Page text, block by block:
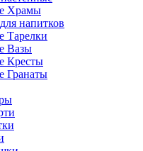
Храмы
напитков
Тарелки
Вазы
Кресты
Гранаты